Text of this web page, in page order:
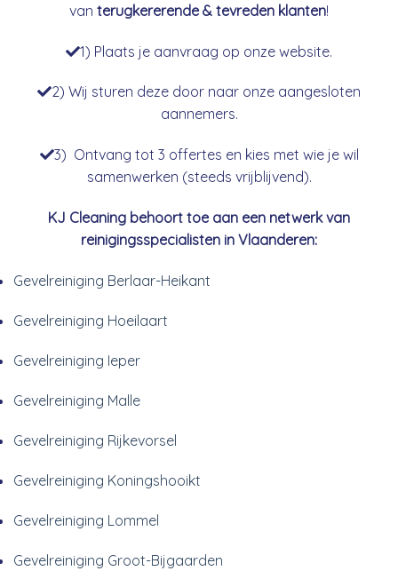
van terugkererende & tevreden klanten!
1) Plaats je aanvraag op onze website.
2) Wij sturen deze door naar onze aangesloten
aannemers.
3) Ontvang tot 3 offertes en kies met wie je wil
samenwerken (steeds vrijblijvend).
KJ Cleaning behoort toe aan een netwerk van
reinigingsspecialisten in Vlaanderen:
Gevelreiniging Berlaar-Heikant
Gevelreiniging Hoeilaart
Gevelreiniging Ieper
Gevelreiniging Malle
Gevelreiniging Rijkevorsel
Gevelreiniging Koningshooikt
Gevelreiniging Lommel
Gevelreiniging Groot-Bijgaarden